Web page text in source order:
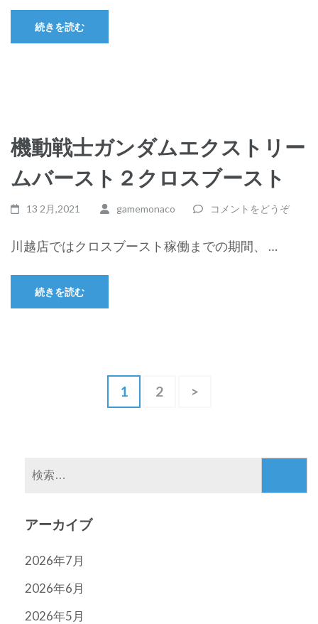
続きを読む
機動戦士ガンダムエクストリー
ムバースト２クロスブースト
13 2月,2021 gamemonaco コメントをどうぞ
川越店ではクロスブースト稼働までの期間、 …
続きを読む
ジ
送
り
固
定
1
固
2 >
アーカイブ
2026年7月
2026年6月
2026年5月